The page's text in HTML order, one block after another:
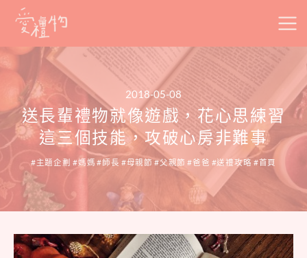
Skip
content
2018-05-08
送長輩禮物就像遊戲，花心思練習
這三個技能，攻破心房非難事
主題企劃 媽媽 師長 母親節 父親節 爸爸 送禮攻略 首頁